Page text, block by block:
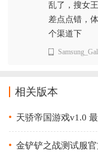
乱了，搜女
差点点错，
个渠道下
相关版本
天骄帝国游戏v1.0
金铲铲之战测试服